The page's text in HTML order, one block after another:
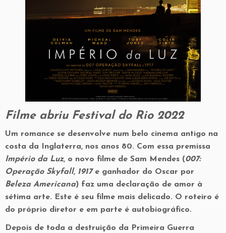
Filme abriu Festival do Rio 2022
Um romance se desenvolve num belo cinema antigo na
costa da Inglaterra, nos anos 80. Com essa premissa
Império da Luz, o novo filme de Sam Mendes (007:
Operação Skyfall, 1917e ganhador do Oscar por
Beleza Americana) faz uma declaração de amor à
sétima arte. Este é seu filme mais delicado. O roteiro é
do próprio diretor e em parte é autobiográfico.
Depois de toda a destruição da Primeira Guerra